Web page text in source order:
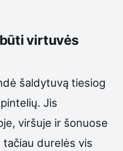
virtuvės
šaldytuvą tiesiog
Jis
viršuje ir šonuose
durelės vis